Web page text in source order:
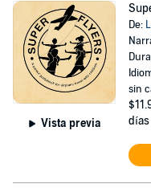
Vista previa
De:
sin
días